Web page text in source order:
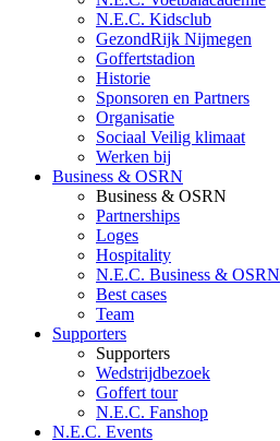
N.E.C. Kidsclub
GezondRijk Nijmegen
Goffertstadion
Historie
Sponsoren en Partners
Organisatie
Sociaal Veilig klimaat
Werken bij
Business & OSRN
Business & OSRN
Partnerships
Loges
Hospitality
N.E.C. Business & OSRN
Best cases
Team
Supporters
Supporters
Wedstrijdbezoek
Goffert tour
N.E.C. Fanshop
N.E.C. Events